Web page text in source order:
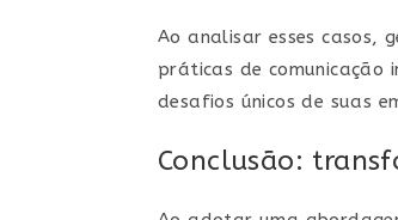
Ao analisar esses casos,
práticas de
desafios únicos de suas
Conclusão: